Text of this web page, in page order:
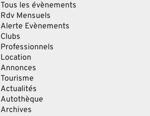
Tous les évènements
Rdv Mensuels
Alerte Evènements
Clubs
Professionnels
Location
Annonces
Tourisme
Actualités
Autothèque
Archives